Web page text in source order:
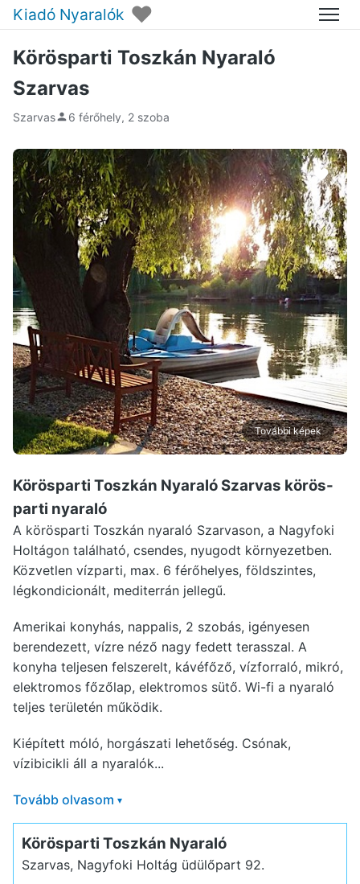
Kiadó Nyaralók ♥ Menü
Körösparti Toszkán Nyaraló
Szarvas
Szarvas 6 férőhely, 2 szoba
További képek
Körösparti Toszkán Nyaraló Szarvas körös-
parti nyaraló
A körösparti Toszkán nyaraló Szarvason, a Nagyfoki
Holtágon található, csendes, nyugodt környezetben.
Közvetlen vízparti, max. 6 férőhelyes, földszintes,
légkondicionált, mediterrán jellegű.
Amerikai konyhás, nappalis, 2 szobás, igényesen
berendezett, vízre néző nagy fedett terasszal. A
konyha teljesen felszerelt, kávéfőző, vízforraló, mikró,
elektromos főzőlap, elektromos sütő. Wi-fi a nyaraló
teljes területén működik.
Kiépített móló, horgászati lehetőség. Csónak,
vízibicikli áll a nyaralók...
Tovább olvasom ▾
Körösparti Toszkán Nyaraló
Szarvas, Nagyfoki Holtág üdülőpart 92.